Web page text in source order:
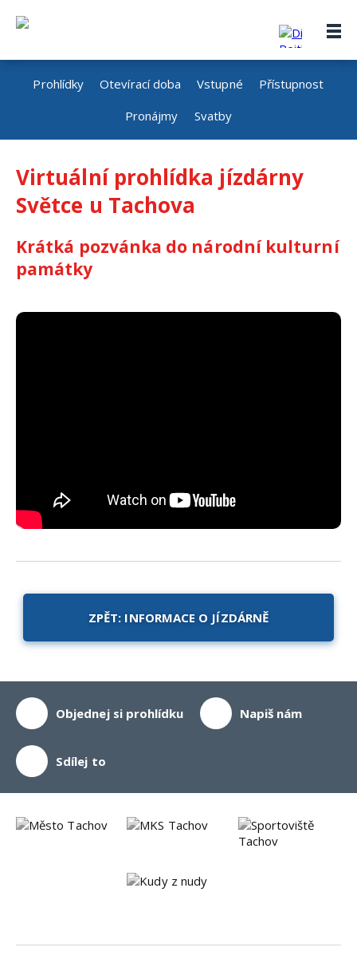
Prohlídky Otevírací doba Vstupné
Přístupnost
Pronájmy
Svatby
Virtuální prohlídka jízdárny
Světce u Tachova
Krátká pozvánka do národní kulturní
památky
ZPĚT: INFORMACE O JÍZDÁRNĚ
Objednej si prohlídku Napiš nám
Sdílej to